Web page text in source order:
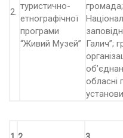
2.
туристично-
етнографічної
програми
“Живий Музей”
громада;
Галич”;
обласні
установи